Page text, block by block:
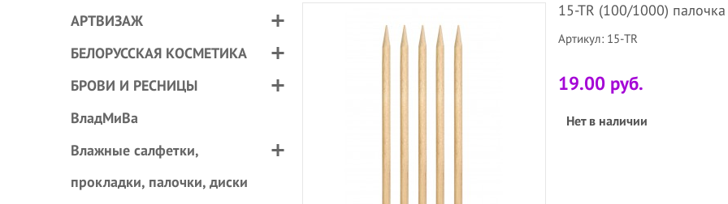
АРТВИЗАЖ
БЕЛОРУССКАЯ КОСМЕТИКА
БРОВИ И РЕСНИЦЫ
ВладМиВа
Влажные салфетки,
прокладки, палочки, диски
15-TR (100/1000)
Артикул: 15-TR
19.00 руб.
Нет в наличии